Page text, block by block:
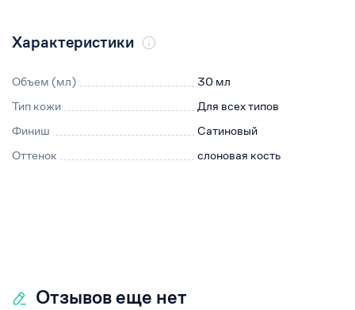
Характеристики
Объем (мл)
30 мл
Тип кожи
Для всех типов
Финиш
Сатиновый
Оттенок
слоновая кость
Отзывов еще нет